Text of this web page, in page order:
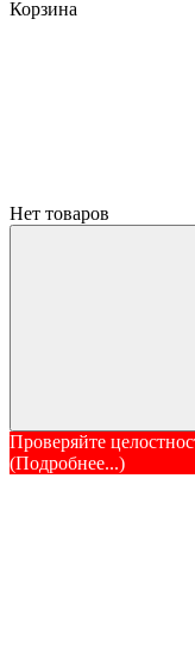
Корзина
Нет товаров
Проверяйте
(Подробнее...)